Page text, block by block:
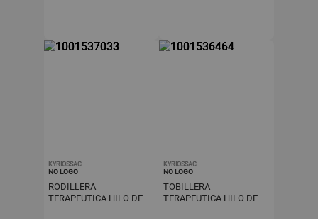
KYRIOSSAC
NO LOGO
RODILLERA
TERAPEUTICA HILO DE
KYRIOSSAC
NO LOGO
TOBILLERA
TERAPEUTICA HILO DE